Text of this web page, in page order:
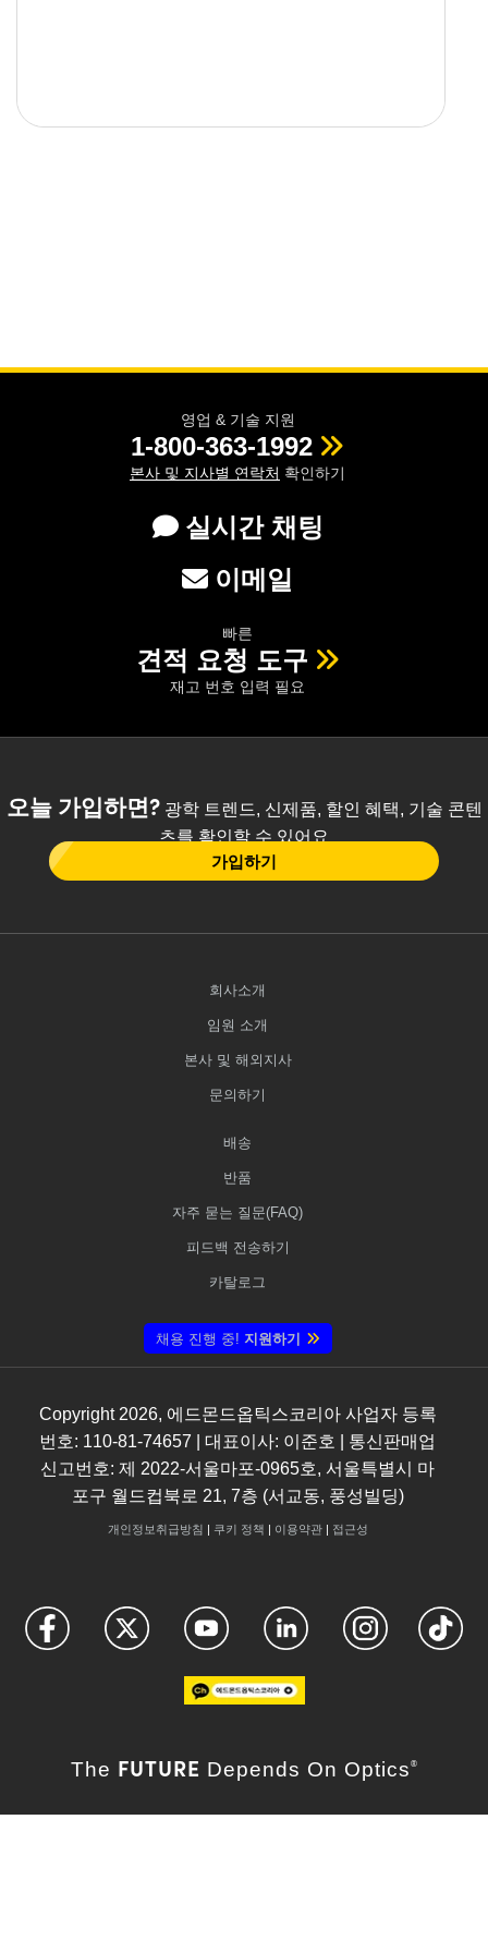
영업 & 기술 지원
1-800-363-1992
본사 및 지사별 연락처 확인하기
실시간 채팅
이메일
빠른
견적 요청 도구
재고 번호 입력 필요
오늘 가입하면?광학 트렌드, 신제품, 할인 혜택, 기술 콘텐
츠를 확인할 수 있어요
가입하기
회사소개
임원 소개
본사 및 해외지사
문의하기
배송
반품
자주 묻는 질문(FAQ)
피드백 전송하기
카탈로그
채용 진행 중! 지원하기
Copyright 2026, 에드몬드옵틱스코리아 사업자 등록
번호: 110-81-74657 | 대표이사: 이준호 | 통신판매업
신고번호: 제 2022-서울마포-0965호, 서울특별시 마
포구 월드컵북로 21, 7층 (서교동, 풍성빌딩)
개인정보취급방침 | 쿠키 정책 | 이용약관| 접근성
The FUTURE Depends On Optics ®